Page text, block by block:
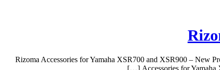
Rizoma Accessories for Yamaha XSR700 and XSR900 – New
Accessories for Yamaha